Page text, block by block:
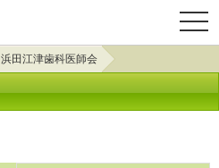
浜田江津歯科医師会